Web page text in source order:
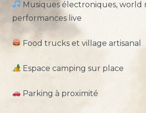
Musiques électroniques, world
performances live
Food trucks et village artisanal
Espace camping sur place
Parking à proximité